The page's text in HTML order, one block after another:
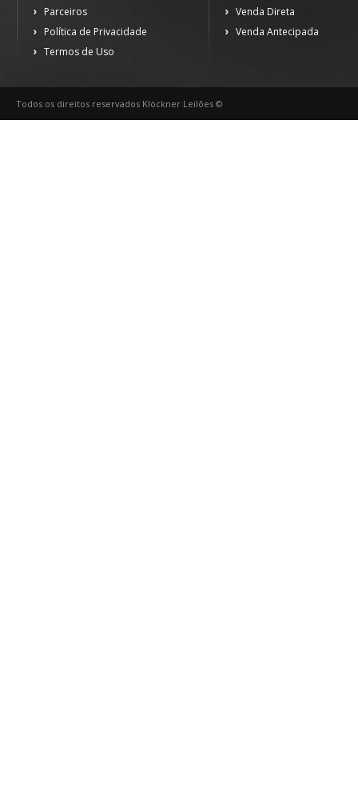
Parceiros
Política de Privacidade
Termos de Uso
Venda Direta
Venda Antecipada
Todos os direitos reservados Klöckner Leilões ©